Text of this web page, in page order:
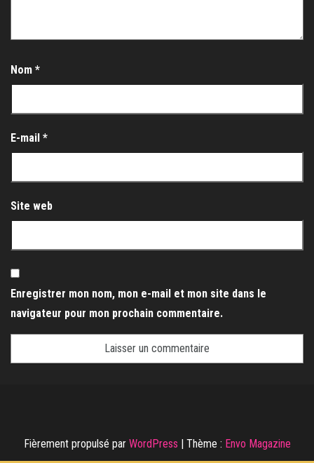
Nom *
E-mail *
Site web
Enregistrer mon nom, mon e-mail et mon site dans le
navigateur pour mon prochain commentaire.
Fièrement propulsé par WordPress Thème : Envo Magazine